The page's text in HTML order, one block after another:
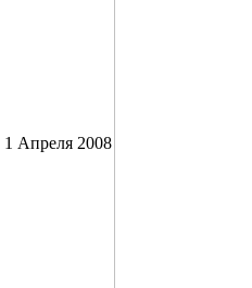
1 Апреля 2008